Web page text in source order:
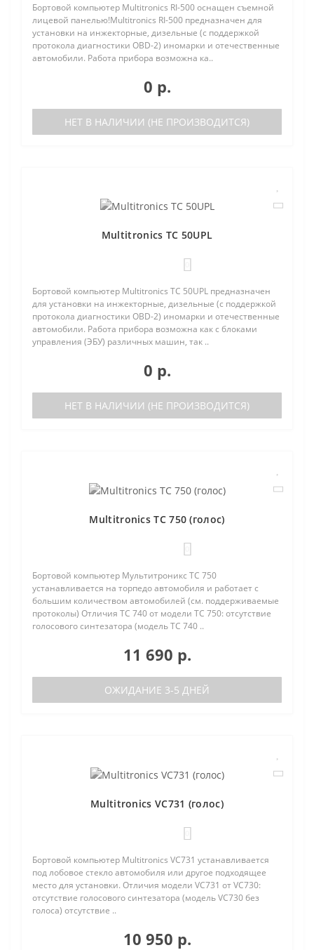
Бортовой компьютер Multitronics RI-500 оснащен съемной
лицевой панелью!Multitronics RI-500 предназначен для
установки на инжекторные, дизельные (с поддержкой
протокола диагностики OBD-2) иномарки и отечественные
автомобили. Работа прибора возможна ка..
0 р.
НЕТ В НАЛИЧИИ (НЕ ПРОИЗВОДИТСЯ)
Multitronics TC 50UPL
Бортовой компьютер Multitronics TC 50UPL предназначен
для установки на инжекторные, дизельные (с поддержкой
протокола диагностики OBD-2) иномарки и отечественные
автомобили. Работа прибора возможна как с блоками
управления (ЭБУ) различных машин, так ..
0 р.
НЕТ В НАЛИЧИИ (НЕ ПРОИЗВОДИТСЯ)
Multitronics TC 750 (голос)
Бортовой компьютер Мультитроникс TC 750
устанавливается на торпедо автомобиля и работает с
большим количеством автомобилей (см. поддерживаемые
протоколы) Отличия TC 740 от модели TC 750: отсутствие
голосового синтезатора (модель TC 740 ..
11 690 р.
ОЖИДАНИЕ 3-5 ДНЕЙ
Multitronics VC731 (голос)
Бортовой компьютер Multitronics VC731 устанавливается
под лобовое стекло автомобиля или другое подходящее
место для установки. Отличия модели VC731 от VC730:
отсутствие голосового синтезатора (модель VC730 без
голоса) отсутствие ..
10 950 р.